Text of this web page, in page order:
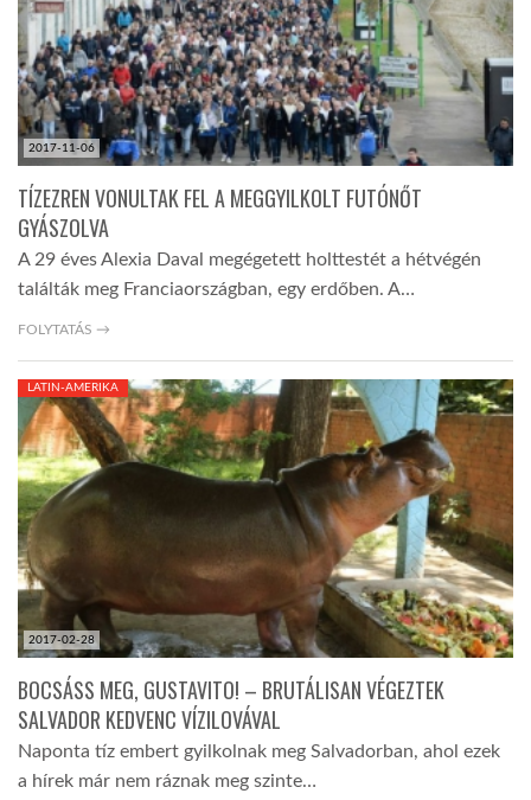
LATIMO.HU
GLOBOBOOK
2017-11-06
TÍZEZREN VONULTAK FEL A MEGGYILKOLT FUTÓNŐT
GYÁSZOLVA
A 29 éves Alexia Daval megégetett holttestét a hétvégén
találták meg Franciaországban, egy erdőben. A…
FOLYTATÁS →
2017-02-28
LATIN-AMERIKA
BOCSÁSS MEG, GUSTAVITO! – BRUTÁLISAN VÉGEZTEK
SALVADOR KEDVENC VÍZILOVÁVAL
Naponta tíz embert gyilkolnak meg Salvadorban, ahol ezek
a hírek már nem ráznak meg szinte…